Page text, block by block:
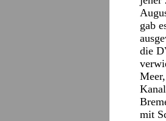
gab
die
mit